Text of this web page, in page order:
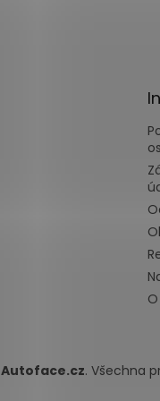
Autoface.cz. Všechna